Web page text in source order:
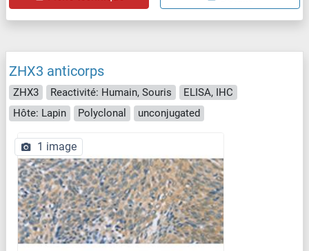
ZHX3 anticorps
ZHX3 Reactivité: Humain, Souris
ELISA, IHC
Hôte: Lapin
Polyclonal unconjugated
1 image